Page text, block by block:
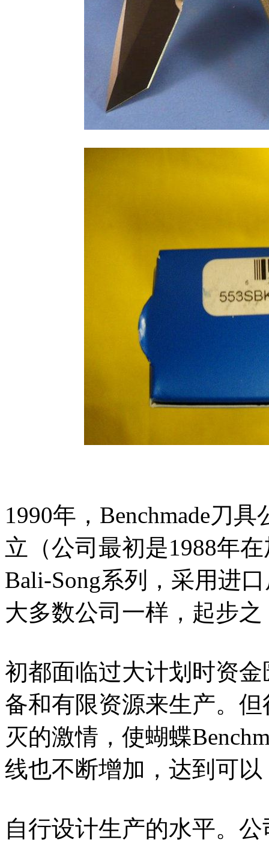
1990年，Benchmade刀
立（公司最初是1988年
Bali-Song系列，采用进
大多数公司一样，起步之
初都面临过大计划时资
备和有限资源来生产。
灭的激情，使蝴蝶
线也不断增加，达到可以
自行设计生产的水平。